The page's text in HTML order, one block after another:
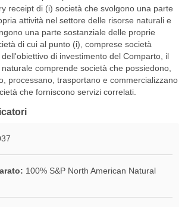
receipt di (i) società che svolgono una parte
attività nel settore delle risorse naturali e
una parte sostanziale delle proprie
di cui al punto (i), comprese società
di investimento del Comparto, il
comprende società che possiedono,
processano, trasportano e commercializzano
che forniscono servizi correlati.
100% S&P North American Natural